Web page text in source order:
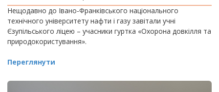
Нещодавно до Івано-Франківського національного
технічного університету нафти і газу завітали учні
Єзупільського ліцею – учасники гуртка «Охорона довкілля та
природокористування».
Переглянути